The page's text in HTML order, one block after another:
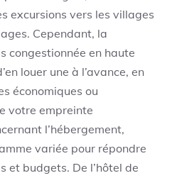
excursions vers les villages
Cependant, la
congestionnée en haute
louer une à l’avance, en
économiques ou
votre empreinte
l’hébergement,
variée pour répondre
et budgets. De l’hôtel de